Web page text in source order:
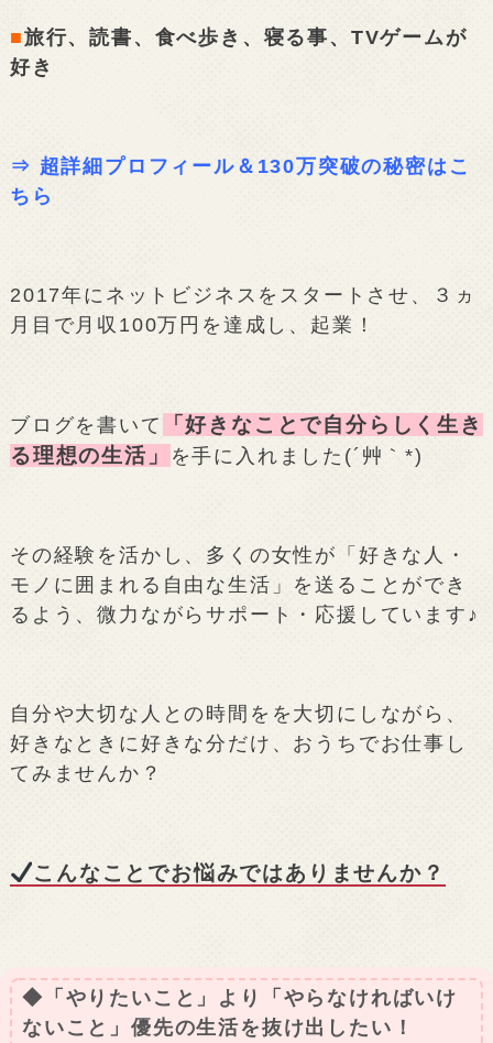
■旅行、読書、食べ歩き、寝る事、TVゲームが
好き
⇒ 超詳細プロフィール＆130万突破の秘密はこ
ちら
2017年にネットビジネスをスタートさせ、３ヵ
月目で月収100万円を達成し、起業！
ブログを書いて
「好きなことで自分らしく生き
る理想の生活」
を手に入れました(´艸｀*)
その経験を活かし、多くの女性が「好きな人・
モノに囲まれる自由な生活」を送ることができ
るよう、微力ながらサポート・応援しています♪
自分や大切な人との時間をを大切にしながら、
好きなときに好きな分だけ、おうちでお仕事し
てみませんか？
こんなことでお悩みではありませんか？
◆「やりたいこと」より「やらなければいけ
ないこと」優先の生活を抜け出したい！